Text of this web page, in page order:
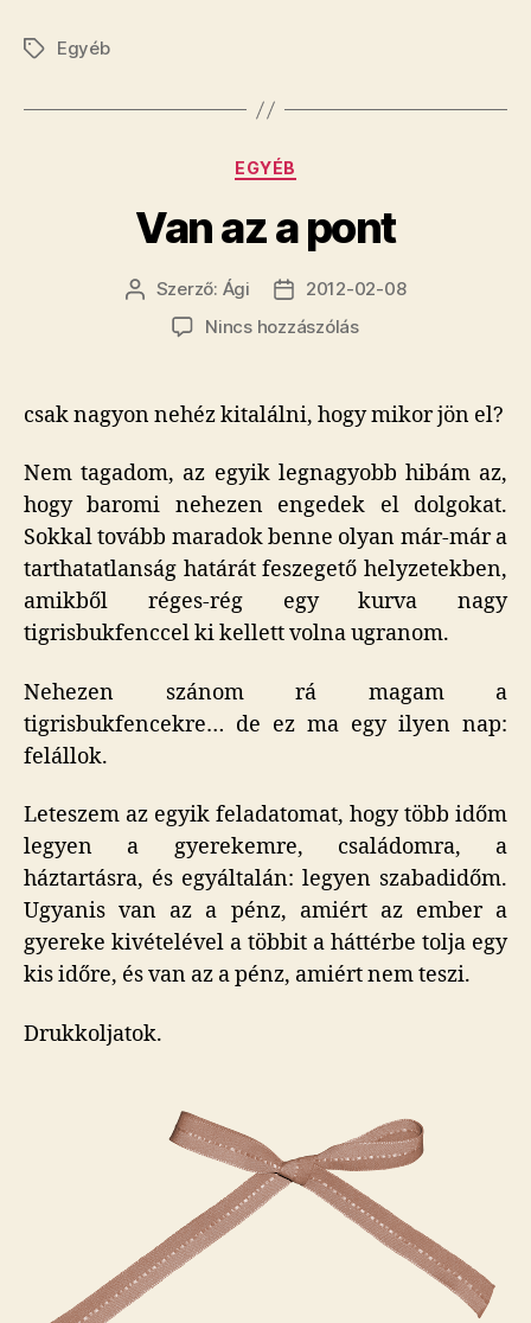
CímkékEgyéb
Kategóriák
EGYÉB
Van az a pont
Bejegyzés
szerzője
Szerző: Ági
Bejegyzés
dátuma
2012-02-08
Nincs hozzászólása(z)
pont
csak nagyon nehéz kitalálni, hogy mikor jön el?
Nem tagadom, az egyik legnagyobb hibám az,
hogy baromi nehezen engedek el dolgokat.
Sokkal tovább maradok benne olyan már-már a
tarthatatlanság határát feszegető helyzetekben,
amikből réges-rég egy kurva nagy
tigrisbukfenccel ki kellett volna ugranom.
Nehezen szánom rá magam a
tigrisbukfencekre… de ez ma egy ilyen nap:
felállok.
Leteszem az egyik feladatomat, hogy több időm
legyen a gyerekemre, családomra, a
háztartásra, és egyáltalán: legyen szabadidőm.
Ugyanis van az a pénz, amiért az ember a
gyereke kivételével a többit a háttérbe tolja egy
kis időre, és van az a pénz, amiért nem teszi.
Drukkoljatok.